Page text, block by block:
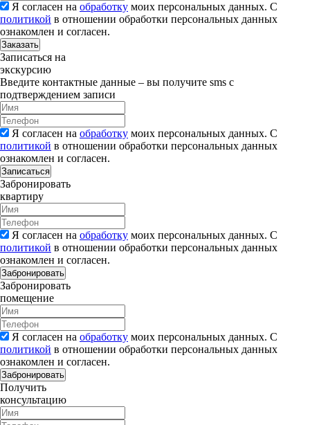
Я согласен на обработку моих персональных данных. С
политикой в отношении обработки персональных данных
ознакомлен и согласен.
Заказать
Записаться на
экскурсию
Введите контактные данные – вы получите sms с
подтверждением записи
Я согласен на обработку моих персональных данных. С
политикой в отношении обработки персональных данных
ознакомлен и согласен.
Записаться
Забронировать
квартиру
Я согласен на обработку моих персональных данных. С
политикой в отношении обработки персональных данных
ознакомлен и согласен.
Забронировать
Забронировать
помещение
Я согласен на обработку моих персональных данных. С
политикой в отношении обработки персональных данных
ознакомлен и согласен.
Забронировать
Получить
консультацию